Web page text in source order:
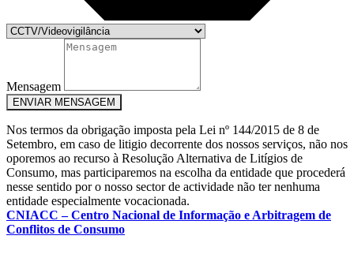
Mensagem
ENVIAR MENSAGEM
Nos termos da obrigação imposta pela Lei nº 144/2015 de 8 de
Setembro, em caso de litigio decorrente dos nossos serviços, não nos
oporemos ao recurso à Resolução Alternativa de Litígios de
Consumo, mas participaremos na escolha da entidade que procederá
nesse sentido por o nosso sector de actividade não ter nenhuma
entidade especialmente vocacionada.
CNIACC – Centro Nacional de Informação e Arbitragem de
Conflitos de Consumo